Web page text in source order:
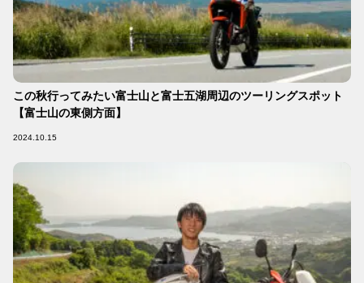
この秋行ってみたい富士山と富士五湖周辺のツーリングスポット
【富士山の東側方面】
2024.10.15